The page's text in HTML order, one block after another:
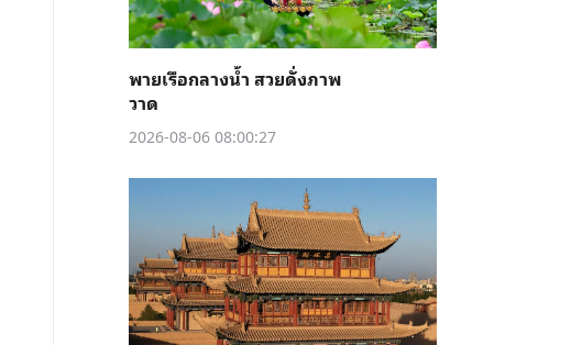
พายเรือกลางน้ำ สวยดั่งภาพ
วาด
2026-08-06 08:00:27